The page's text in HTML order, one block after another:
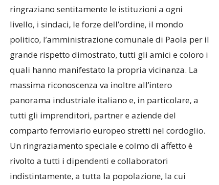
ringraziano sentitamente le istituzioni a ogni
livello, i sindaci, le forze dell’ordine, il mondo
politico, l’amministrazione comunale di Paola per il
grande rispetto dimostrato, tutti gli amici e coloro i
quali hanno manifestato la propria vicinanza. La
massima riconoscenza va inoltre all’intero
panorama industriale italiano e, in particolare, a
tutti gli imprenditori, partner e aziende del
comparto ferroviario europeo stretti nel cordoglio.
Un ringraziamento speciale e colmo di affetto è
rivolto a tutti i dipendenti e collaboratori
indistintamente, a tutta la popolazione, la cui